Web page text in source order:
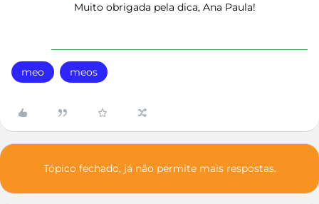
Muito obrigada pela dica, Ana Paula!
meo meos
Tópico fechado, já não permite mais respostas.